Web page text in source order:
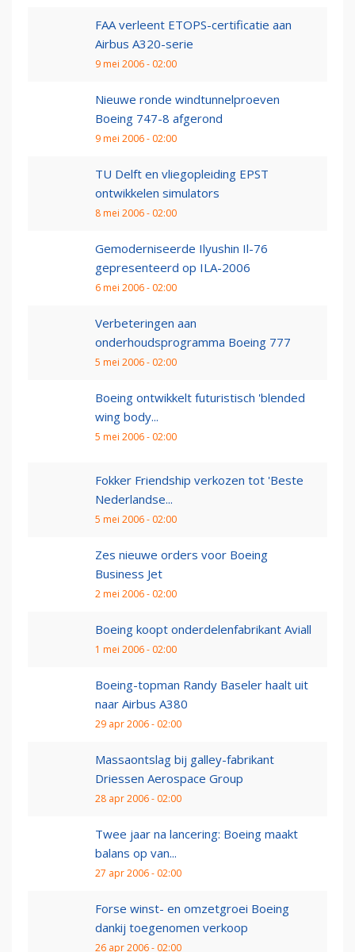
FAA verleent ETOPS-certificatie aan
Airbus A320-serie
9 mei 2006 - 02:00
Nieuwe ronde windtunnelproeven
Boeing 747-8 afgerond
9 mei 2006 - 02:00
TU Delft en vliegopleiding EPST
ontwikkelen simulators
8 mei 2006 - 02:00
Gemoderniseerde Ilyushin Il-76
gepresenteerd op ILA-2006
6 mei 2006 - 02:00
Verbeteringen aan
onderhoudsprogramma Boeing 777
5 mei 2006 - 02:00
Boeing ontwikkelt futuristisch 'blended
wing body...
5 mei 2006 - 02:00
Fokker Friendship verkozen tot 'Beste
Nederlandse...
5 mei 2006 - 02:00
Zes nieuwe orders voor Boeing
Business Jet
2 mei 2006 - 02:00
Boeing koopt onderdelenfabrikant Aviall
1 mei 2006 - 02:00
Boeing-topman Randy Baseler haalt uit
naar Airbus A380
29 apr 2006 - 02:00
Massaontslag bij galley-fabrikant
Driessen Aerospace Group
28 apr 2006 - 02:00
Twee jaar na lancering: Boeing maakt
balans op van...
27 apr 2006 - 02:00
Forse winst- en omzetgroei Boeing
dankij toegenomen verkoop
26 apr 2006 - 02:00